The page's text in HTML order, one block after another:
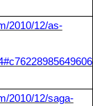
2010/12/as-
2010/12/saga-